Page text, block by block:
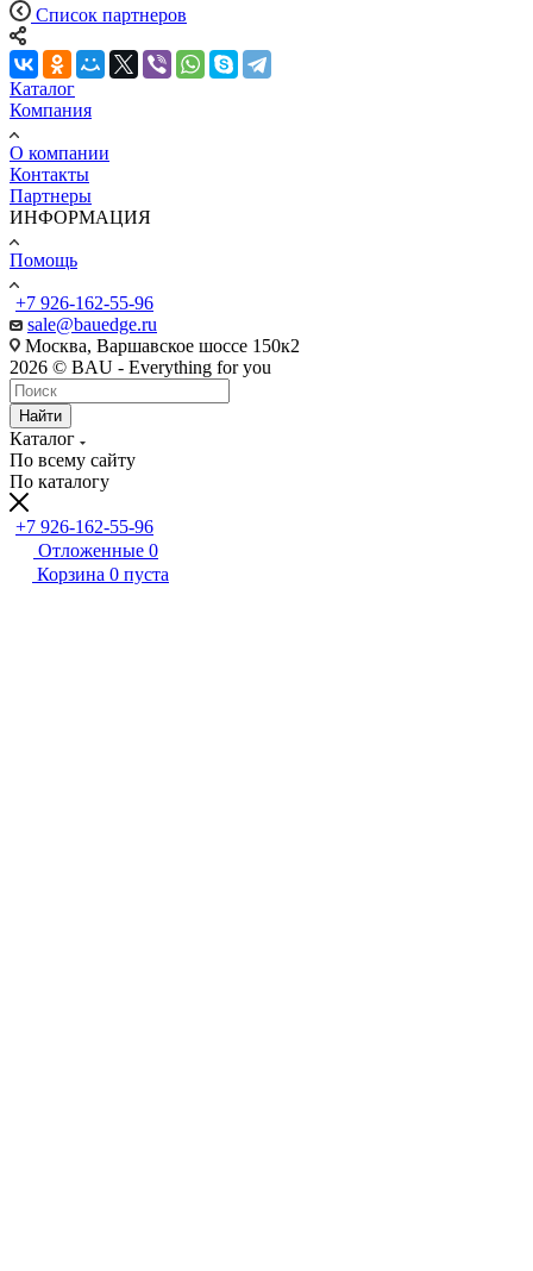
Список партнеров
Каталог
Компания
О компании
Контакты
Партнеры
ИНФОРМАЦИЯ
Помощь
+7 926-162-55-96
sale@bauedge.ru
Москва, Варшавское шоссе 150к2
2026 © BAU - Everything for you
Найти
Каталог
По всему сайту
По каталогу
+7 926-162-55-96
Отложенные 0
Корзина 0 пуста